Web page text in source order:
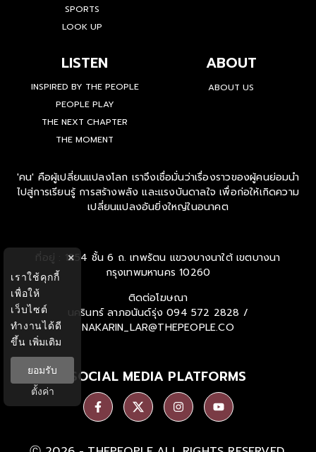
SPORTS
LOOK UP
LISTEN
INSPIRED BY THE PEOPLE
PEOPLE PLAY
THE NEXT CHAPTER
THE MOMENT
ABOUT
ABOUT US
'คน' คือผู้เปลี่ยนแปลงโลก เราจึงเชื่อมั่นว่าเรื่องราวของผู้คนย่อมนำ
ไปสู่การเรียนรู้ การสร้างพลัง และแรงบันดาลใจ เพื่อก่อให้เกิดความ
เปลี่ยนแปลงอันยิ่งใหญ่ในอนาคต
ที่อยู่ : 1854 ชั้น 6 ถ. เทพรัตน แขวงบางนาใต้ เขตบางนา
กรุงเทพมหานคร 10260
ติดต่อโฆษณา
นครินทร์ ลาภอนันด์รุ่ง 094 572 2828 /
NAKARIN_LAR@THEPEOPLE.CO
SOCIAL MEDIA PLATFORMS
×
เราใช้คุกกี้
เพื่อให้
เว็บไซต์
ทำงานได้ดี
ขึ้น เพิ่มเติม
ยอมรับ
ตั้งค่า